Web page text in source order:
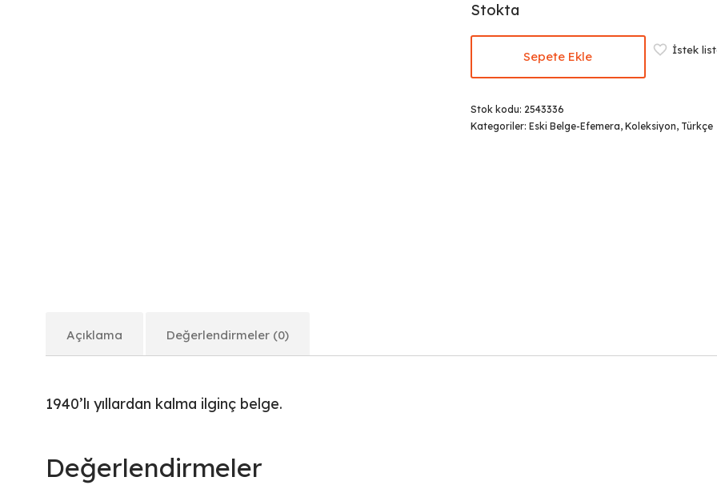
₺179,00.
fiyat:
₺139,00.
Stokta
Sepete Ekle İstek
Stok kodu: 2543336
Kategoriler: Eski Belge-Efemera, Koleksiyon, Türkçe
Açıklama Değerlendirmeler (0)
1940’lı yıllardan kalma ilginç belge.
Değerlendirmeler